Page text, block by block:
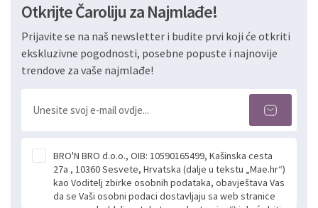
Otkrijte Čaroliju za Najmlađe!
Prijavite se na naš newsletter i budite prvi koji će otkriti
ekskluzivne pogodnosti, posebne popuste i najnovije
trendove za vaše najmlađe!
BRO'N BRO d.o.o., OIB: 10590165499, Kašinska cesta
27a , 10360 Sesvete, Hrvatska (dalje u tekstu „Mae.hr“)
kao Voditelj zbirke osobnih podataka, obavještava Vas
da se Vaši osobni podaci dostavljaju sa web stranice